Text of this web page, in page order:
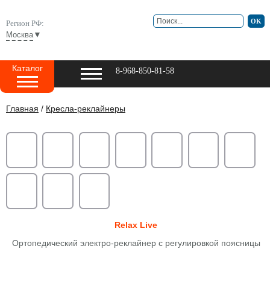
Регион РФ:
Москва ▼
Каталог 8-968-850-81-58
Главная / Кресла-реклайнеры
Relax Live
Ортопедический электро-реклайнер с регулировкой поясницы